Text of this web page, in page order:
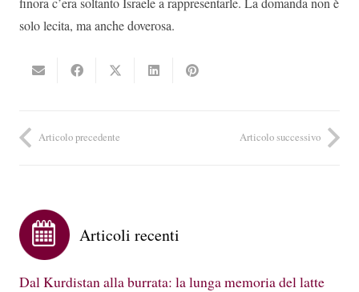
solo lecita, ma anche doverosa.
Articolo precedente Articolo successivo
Articoli recenti
Dal Kurdistan alla burrata: la lunga memoria del latte